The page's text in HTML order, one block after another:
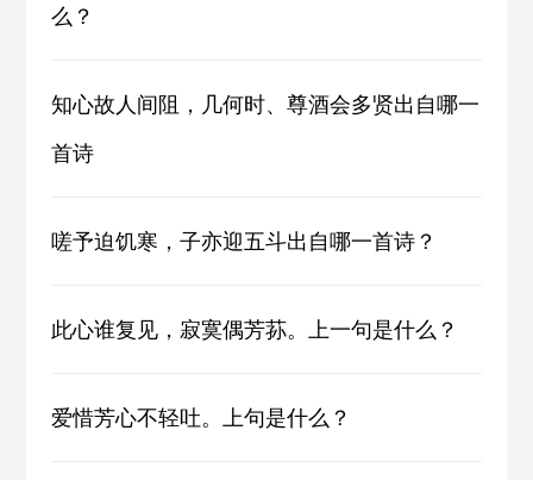
么？
知心故人间阻，几何时、尊酒会多贤出自哪一
首诗
嗟予迫饥寒，子亦迎五斗出自哪一首诗？
此心谁复见，寂寞偶芳荪。上一句是什么？
爱惜芳心不轻吐。上句是什么？